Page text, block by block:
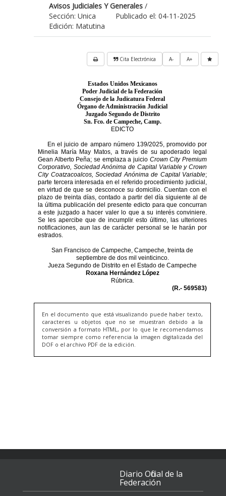
Avisos Judiciales Y Generales /
Publicado el: 04-11-2025
Sección: Unica
Edición: Matutina
A+
A-
Cita Electrónica
En el documento que está visualizando puede haber texto,
caracteres u objetos que no se muestran debido a la
conversión a formato HTML, por lo que le recomendamos
tomar siempre como referencia la imagen digitalizada del
DOF o el archivo PDF de la edición.
Diario Oficial de la
Federación